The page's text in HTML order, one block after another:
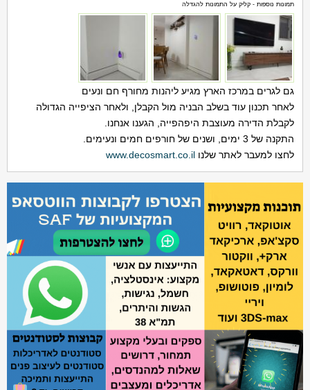
תמונות נוספות - קליק על התמונות להגדלה
גם לגרים במרכז הארץ מגיע ליהנות מחורף חם ונעים
לאחר תכנון עוד בשלב הבניה מול הקבלן, ולאחר הציפייה הגדולה
לקבלת הדירה מעוצבת היפהפייה, הגענו אנחנו.
התקנה של 3 ימים, ושנים של חורפים חמים ונעימים.
לחצו למעבר לאתר שלנו www.decosmart.co.il